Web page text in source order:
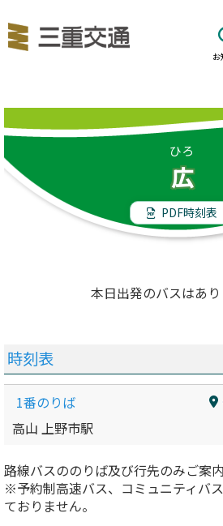
お
ひろ
広
PDF時刻表
本日出発のバスはあり
時刻表
1番のりば
高山 上野市駅
路線バスののりば及び行先のみご案
※予約制高速バス、コミュニティバ
ておりません。